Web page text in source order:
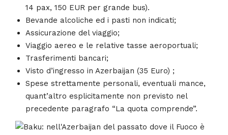
14 pax, 150 EUR per grande bus).
Bevande alcoliche ed i pasti non indicati;
Assicurazione del viaggio;
Viaggio aereo e le relative tasse aeroportuali;
Trasferimenti bancari;
Visto d’ingresso in Azerbaijan (35 Euro) ;
Spese strettamente personali, eventuali mance,
quant’altro esplicitamente non previsto nel
precedente paragrafo “La quota comprende”.